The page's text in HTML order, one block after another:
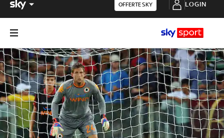
OFFERTE SKY LOGIN